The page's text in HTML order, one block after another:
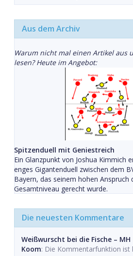
Aus dem Archiv
Warum nicht mal einen Artikel aus
lesen? Heute im Angebot:
Spitzenduell mit Geniestreich
Ein Glanzpunkt von Joshua Kimmich
enges Gigantenduell zwischen dem
Bayern, das seinem hohen Anspruch
Gesamtniveau gerecht wurde.
Die neuesten Kommentare
Weißwurscht bei die Fische – MH
Koom: Die Kommentarfunktion ist